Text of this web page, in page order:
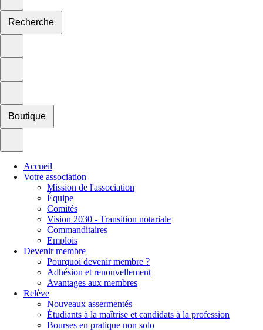
Recherche
Boutique
Accueil
Votre association
Mission de l'association
Équipe
Comités
Vision 2030 - Transition notariale
Commanditaires
Emplois
Devenir membre
Pourquoi devenir membre ?
Adhésion et renouvellement
Avantages aux membres
Relève
Nouveaux assermentés
Étudiants à la maîtrise et candidats à la profession
Bourses en pratique non solo